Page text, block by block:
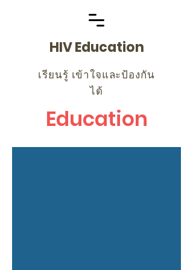
HIV Education
เรียนรู้ เข้าใจและป้องกัน
ได้
Education